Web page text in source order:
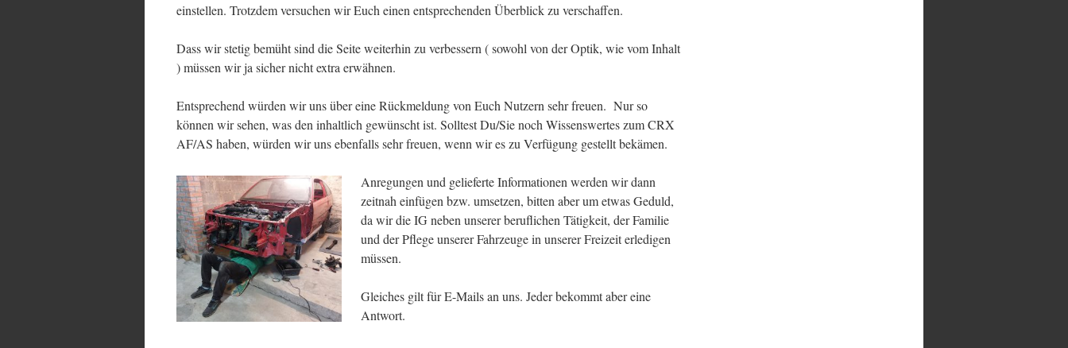
einstellen. Trotzdem versuchen wir Euch einen entsprechenden Überblick zu verschaffen.
Dass wir stetig bemüht sind die Seite weiterhin zu verbessern ( sowohl von der Optik, wie vom Inhalt
) müssen wir ja sicher nicht extra erwähnen.
Entsprechend würden wir uns über eine Rückmeldung von Euch Nutzern sehr freuen. Nur so
können wir sehen, was den inhaltlich gewünscht ist. Solltest Du/Sie noch Wissenswertes zum CRX
AF/AS haben, würden wir uns ebenfalls sehr freuen, wenn wir es zu Verfügung gestellt bekämen.
Anregungen und gelieferte Informationen werden wir dann
zeitnah einfügen bzw. umsetzen, bitten aber um etwas Geduld,
da wir die IG neben unserer beruflichen Tätigkeit, der Familie
und der Pflege unserer Fahrzeuge in unserer Freizeit erledigen
müssen.
Gleiches gilt für E-Mails an uns. Jeder bekommt aber eine
Antwort.